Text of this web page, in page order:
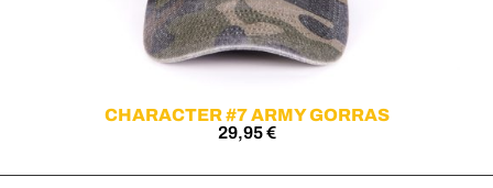
CHARACTER #7 ARMY GORRAS
29,95€